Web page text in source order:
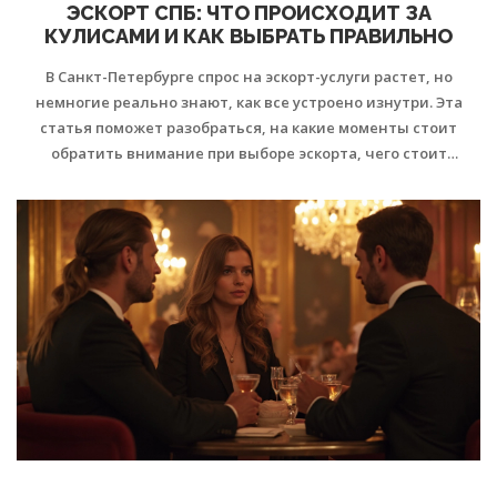
ЭСКОРТ СПБ: ЧТО ПРОИСХОДИТ ЗА
КУЛИСАМИ И КАК ВЫБРАТЬ ПРАВИЛЬНО
В Санкт-Петербурге спрос на эскорт-услуги растет, но
немногие реально знают, как все устроено изнутри. Эта
статья поможет разобраться, на какие моменты стоит
обратить внимание при выборе эскорта, чего стоит
чем красота. Здесь собраны простые советы для клиентов,
чтобы не попасться на уловки мошенников и получить
именно тот опыт, который ищете. Приводим конкретные
рекомендации по безопасности и рассказываем о нюансах
рынка эскорта в СПб.